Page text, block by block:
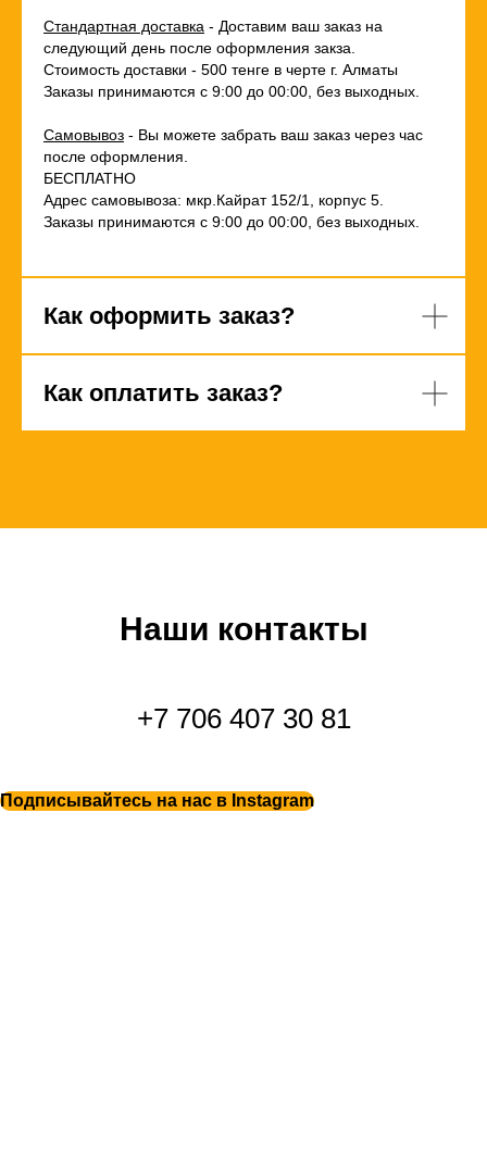
Стандартная доставка - Доставим ваш заказ на
следующий день после оформления закза.
Стоимость доставки - 500 тенге в черте г. Алматы
Заказы принимаются с 9:00 до 00:00, без выходных.
Самовывоз - Вы можете забрать ваш заказ через час
после оформления.
БЕСПЛАТНО
Адрес самовывоза: мкр.Кайрат 152/1, корпус 5.
Заказы принимаются с 9:00 до 00:00, без выходных.
Как оформить заказ?
Как оплатить заказ?
Наши контакты
+7 706 407 30 81
Подписывайтесь на нас в Instagram